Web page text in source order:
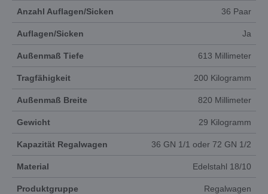
Anzahl Auflagen/Sicken 36 Paar
Auflagen/Sicken Ja
Außenmaß Tiefe 613 Millimeter
Tragfähigkeit 200 Kilogramm
Außenmaß Breite 820 Millimeter
Gewicht 29 Kilogramm
Kapazität Regalwagen 36 GN 1/1 oder 72 GN 1/2
Material Edelstahl 18/10
Produktgruppe Regalwagen